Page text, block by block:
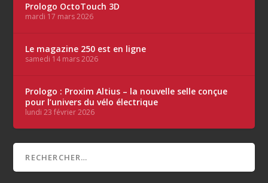
Prologo OctoTouch 3D
mardi 17 mars 2026
Le magazine 250 est en ligne
samedi 14 mars 2026
Prologo : Proxim Altius – la nouvelle selle conçue
pour l’univers du vélo électrique
lundi 23 février 2026